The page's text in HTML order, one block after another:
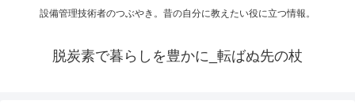
設備管理技術者のつぶやき。昔の自分に教えたい役に立つ情報。
脱炭素で暮らしを豊かに_転ばぬ先の杖